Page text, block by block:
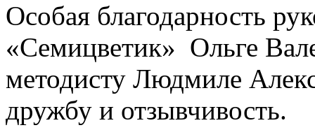
Особая благодарность
«Семицветик» Ольге
методисту Людмиле
дружбу и отзывчивость.